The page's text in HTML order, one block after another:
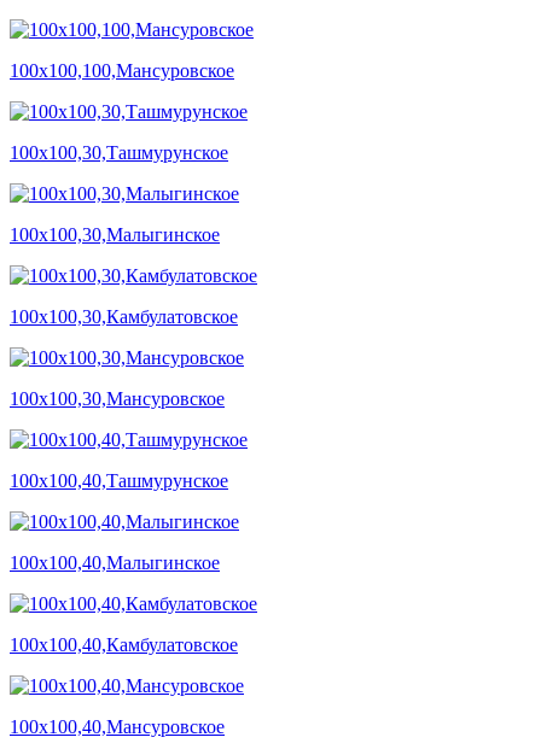
100х100,100,Мансуровское
100х100,30,Ташмурунское
100х100,30,Малыгинское
100х100,30,Камбулатовское
100х100,30,Мансуровское
100х100,40,Ташмурунское
100х100,40,Малыгинское
100х100,40,Камбулатовское
100х100,40,Мансуровское